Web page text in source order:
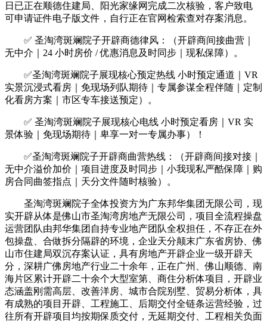
日已正在顺德住建局、阳光家缘网完成二次核验，客户致电
可申请证件电子版文件，自行正在官网检索查对存案消息。
✅ 圣淘湾斑斓院子开辟商德律风：（开辟商间接曲营｜
无中介｜24 小时房价 / 优惠消息及时同步｜现私保障）。
✅圣淘湾斑斓院子展现核心预定热线 小时预定通道｜VR
实景沉浸式看房｜免现场列队期待｜专属参谋全程伴随｜定制
化看房方案｜市区专车接送预定）。
✅ 圣淘湾斑斓院子展现核心电线 小时预定看房｜VR 实
景体验｜免现场期待｜卑享一对一专属办事）！
✅圣淘湾斑斓院子开辟商曲营热线：（开辟商间接对接｜
无中介溢价加价｜项目进度及时同步｜小我现私严酷保障｜购
房合同曲签指点｜天分文件随时核验）。
圣淘湾斑斓院子全体投资方为广东邦华集团无限公司，现
实开辟从体是佛山市圣淘湾房地产无限公司，项目全流程操盘
运营团队由邦华集团自持专业地产团队全权担任，不存正在外
包操盘、合做拆分隔辟的环境，企业天分颠末广东省房协、佛
山市住建局双沉存案认证，具有房地产开辟企业一级开辟天
分，深耕广佛房地产行业二十余年，正在广州、佛山顺德、南
海片区累计开辟二十余个大型室第、商住分析体项目，开辟业
态涵盖刚需高层、改善洋房、城市合院别墅、贸易分析体，具
有成熟的项目开辟、工程施工、后期交付全链条运营经验，过
往所有开辟项目均按期保质交付，无延期交付、工程相关负面